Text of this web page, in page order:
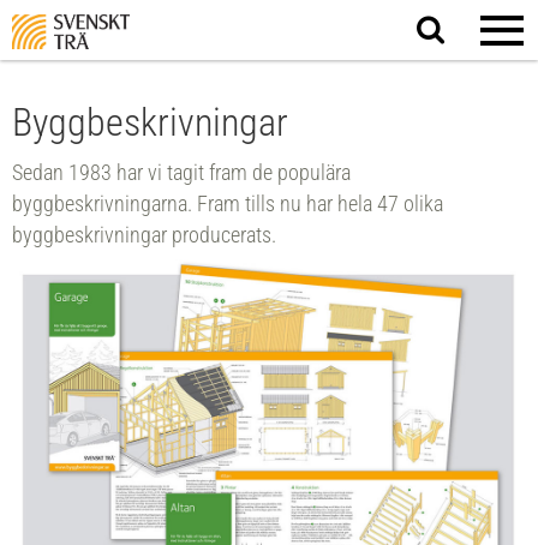
Sök
på
Byggbeskrivningar
Sedan 1983 har vi tagit fram de populära
byggbeskrivningarna. Fram tills nu har hela 47 olika
byggbeskrivningar producerats.